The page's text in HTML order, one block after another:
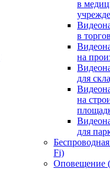
в
в
на
для
на
для
Fi)